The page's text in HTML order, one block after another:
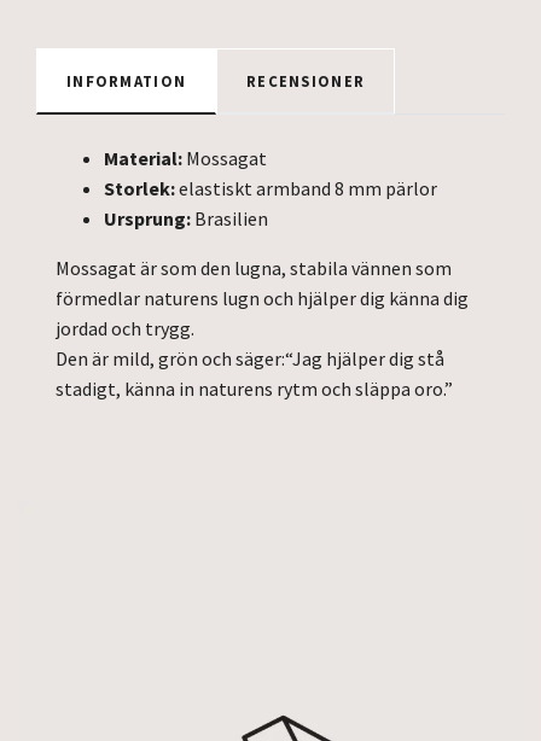
INFORMATION RECENSIONER
Material: Mossagat
Storlek:elastiskt armband 8 mm pärlor
Ursprung: Brasilien
Mossagat är som den lugna, stabila vännen som
förmedlar naturens lugn och hjälper dig känna dig
jordad och trygg.
Den är mild, grön och säger:“Jag hjälper dig stå
stadigt, känna in naturens rytm och släppa oro.”